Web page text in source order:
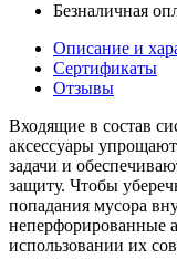
Безналичная
Описание и
Сертификаты
Отзывы
Входящие в состав
аксессуары
задачи и
защиту. Чтобы
попадания мусора
неперфорированные
использовании их